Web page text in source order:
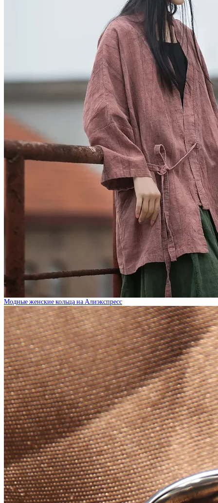
Модные женские кольца на Алиэкспресс